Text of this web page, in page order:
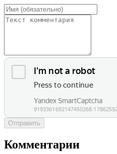
Отправить
Комментарии